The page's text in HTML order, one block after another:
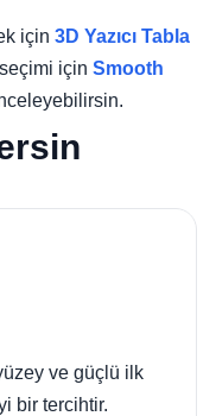
için 3D Yazıcı Tabla
için Smooth
ve güçlü ilk
bir tercihtir.